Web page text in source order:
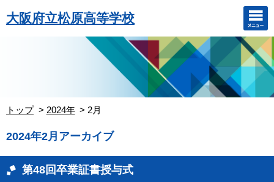
大阪府立松原高等学校
トップ 2024年 2月
2024年2月アーカイブ
第48回卒業証書授与式